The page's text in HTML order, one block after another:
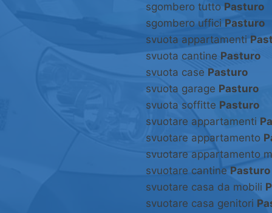
sgombero tutto Pasturo
sgombero uffici Pasturo
svuota appartamenti
svuota cantine Pasturo
svuota case Pasturo
svuota garage Pasturo
svuota soffitte Pasturo
svuotare appartamenti
svuotare appartamento
svuotare appartamento
svuotare cantine Pasturo
svuotare casa da mobili
svuotare casa genitori